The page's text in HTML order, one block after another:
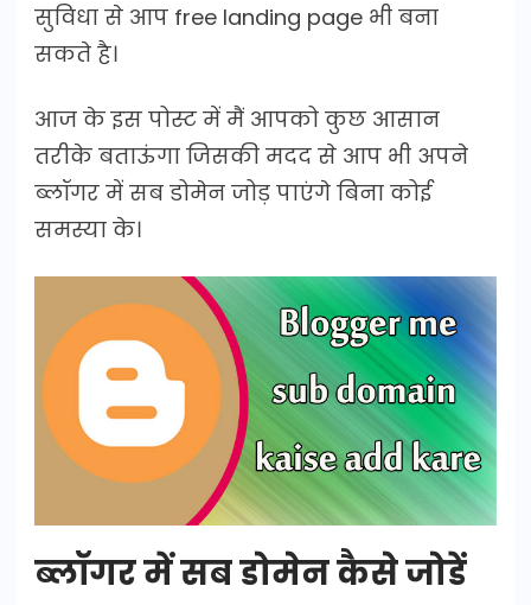
सुविधा से आप free landing page भी बना
सकते है।
आज के इस पोस्ट में मैं आपको कुछ आसान
तरीके बताऊंगा जिसकी मदद से आप भी अपने
ब्लॉगर में सब डोमेन जोड़ पाएंगे बिना कोई
समस्या के।
ब्लॉगर में सब डोमेन कैसे जोडें